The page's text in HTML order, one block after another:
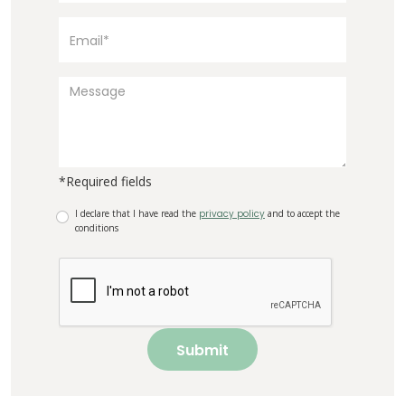
*Required fields
I declare that I have read the privacy policy and to accept the
conditions
Submit